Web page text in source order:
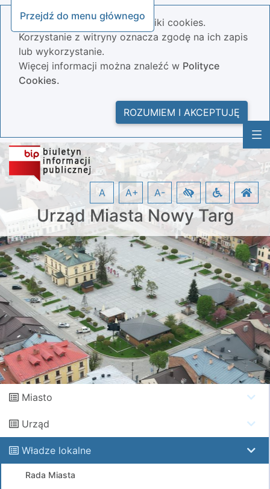
Przejdź do menu głównego
Nasza strona wykorzystuje pliki cookies.
Korzystanie z witryny oznacza zgodę na ich zapis
lub wykorzystanie.
Więcej informacji można znaleźć w Polityce
Cookies.
ROZUMIEM I AKCEPTUJĘ
Urząd Miasta Nowy Targ
A A+ A-
Miasto
Urząd
Władze lokalne
Rada Miasta